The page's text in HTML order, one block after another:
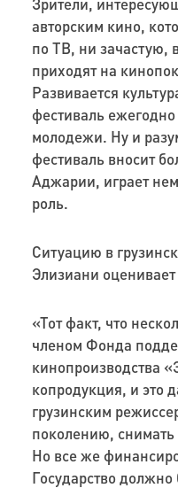
авторским кино,
по ТВ, ни зачастую,
приходят на
Развивается
фестиваль
молодежи. Ну и
фестиваль вносит
Аджарии, играет
роль.
Ситуацию в
Элизиани
«Тот факт, что
членом Фонда
кинопроизводства
копродукция, и это
грузинским
поколению,
Но все же
Государство